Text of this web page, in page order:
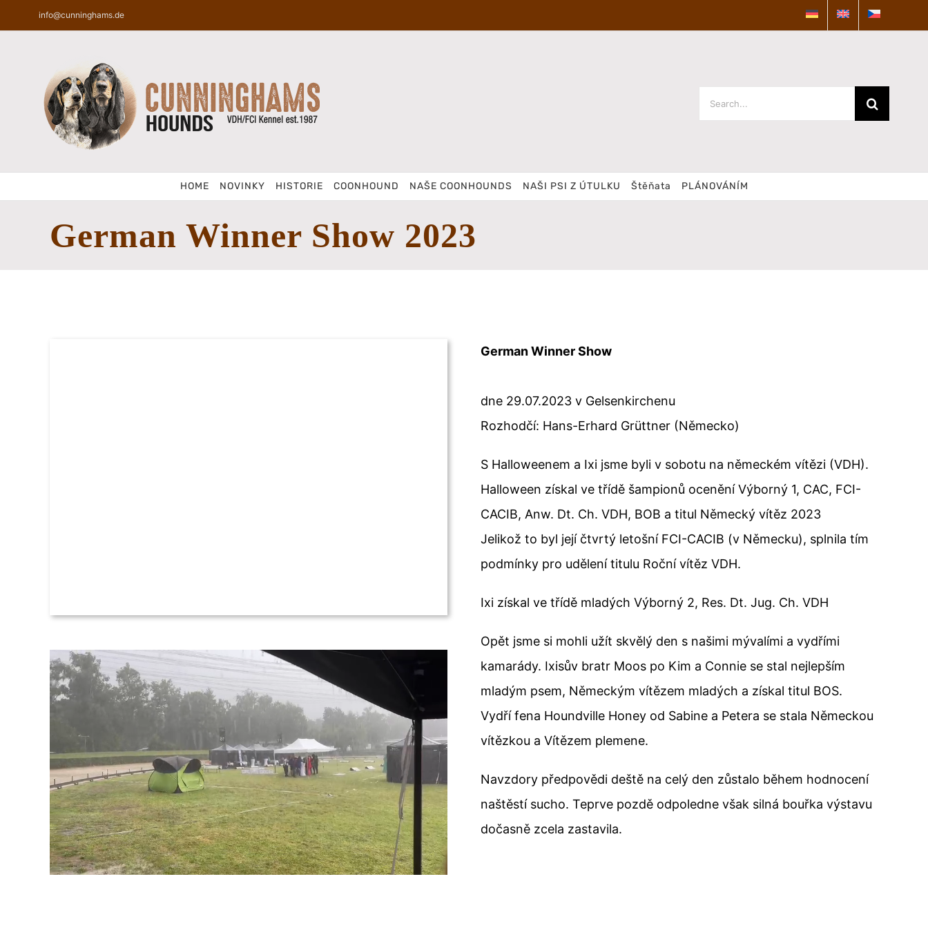
info@cunninghams.de
Search
HOME NOVINKY HISTORIE COONHOUND NAŠE COONHOUNDS NAŠI PSI Z ÚTULKU Štěňata PLÁNOVÁNÍM
German Winner Show 2023
German Winner Show
dne 29.07.2023 v Gelsenkirchenu
Rozhodčí: Hans-Erhard Grüttner (Německo)
S Halloweenem a Ixi jsme byli v sobotu na německém vítězi (VDH).
Halloween získal ve třídě šampionů ocenění Výborný 1, CAC, FCI-
CACIB, Anw. Dt. Ch. VDH, BOB a titul Německý vítěz 2023
Jelikož to byl její čtvrtý letošní FCI-CACIB (v Německu), splnila tím
podmínky pro udělení titulu Roční vítěz VDH.
Ixi získal ve třídě mladých Výborný 2, Res. Dt. Jug. Ch. VDH
Opět jsme si mohli užít skvělý den s našimi mývalími a vydřími
kamarády. Ixisův bratr Moos po Kim a Connie se stal nejlepším
mladým psem, Německým vítězem mladých a získal titul BOS.
Vydří fena Houndville Honey od Sabine a Petera se stala Německou
vítězkou a Vítězem plemene.
Navzdory předpovědi deště na celý den zůstalo během hodnocení
naštěstí sucho. Teprve pozdě odpoledne však silná bouřka výstavu
dočasně zcela zastavila.